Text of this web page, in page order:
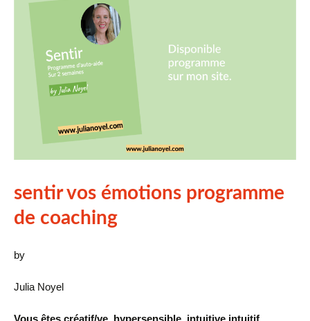
sentir vos émotions programme
de coaching
by
Julia Noyel
Vous êtes créatif/ve, hypersensible, intuitive intuitif,